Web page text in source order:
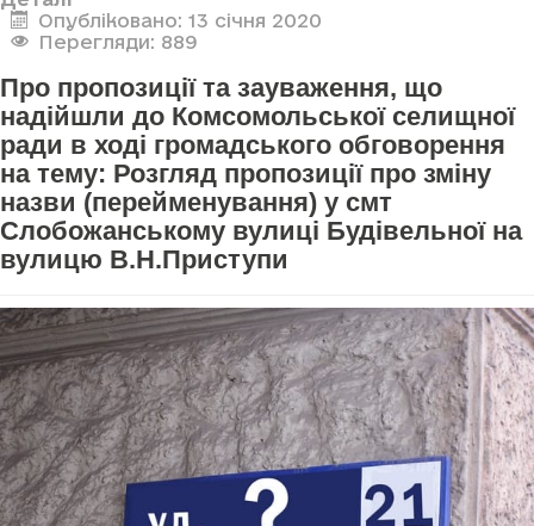
Опубліковано: 13 січня 2020
Перегляди: 889
Про пропозиції та зауваження, що
надійшли до Комсомольської селищної
ради в ході громадського обговорення
на тему: Розгляд пропозиції про зміну
назви (перейменування) у смт
Слобожанському вулиці Будівельної на
вулицю В.Н.Приступи